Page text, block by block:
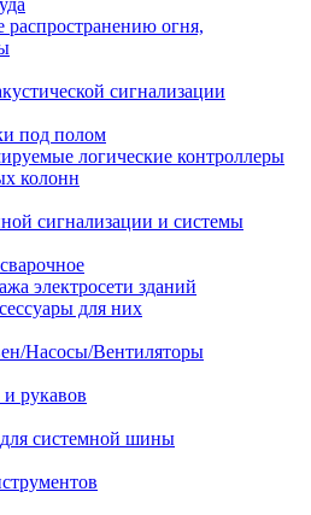
огня,
сигнализации
под полом
логические контроллеры
колонн
сигнализации и системы
электросети зданий
для них
Насосы/Вентиляторы
рукавов
для системной шины